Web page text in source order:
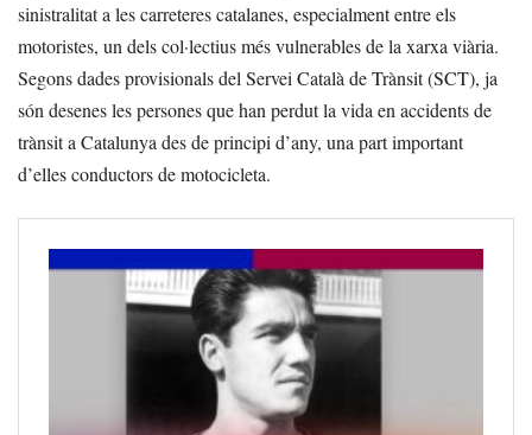
sinistralitat a les carreteres catalanes, especialment entre els
motoristes, un dels col·lectius més vulnerables de la xarxa viària.
Segons dades provisionals del Servei Català de Trànsit (SCT), ja
són desenes les persones que han perdut la vida en accidents de
trànsit a Catalunya des de principi d’any, una part important
d’elles conductors de motocicleta.